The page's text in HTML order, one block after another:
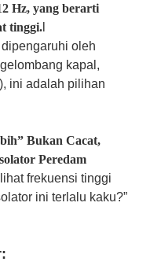
Hz, yang berarti
tinggi.
oleh
kapal,
ini adalah pilihan
Bukan Cacat,
Peredam
frekuensi tinggi
ini terlalu kaku?”